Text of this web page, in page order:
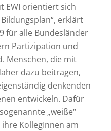
EWI orientiert sich
erklärt
für alle Bundesländer
Partizipation und
Menschen, die mit
dazu beitragen,
denkenden
entwickeln. Dafür
„weiße“
KollegInnen am